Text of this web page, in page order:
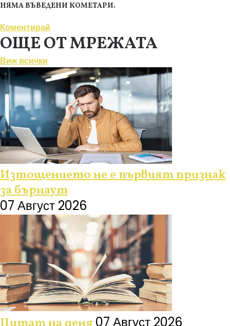
НЯМА ВЪВЕДЕНИ КОМЕТАРИ.
Коментирай
ОЩЕ ОТ МРЕЖАТА
Виж всички
Изтощението не е първият признак
за бърнаут
07 Август 2026
07 Август 2026